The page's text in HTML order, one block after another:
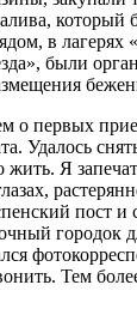
который
в лагерях
были
о первых
Удалось
Я
пост и
городок
Тем